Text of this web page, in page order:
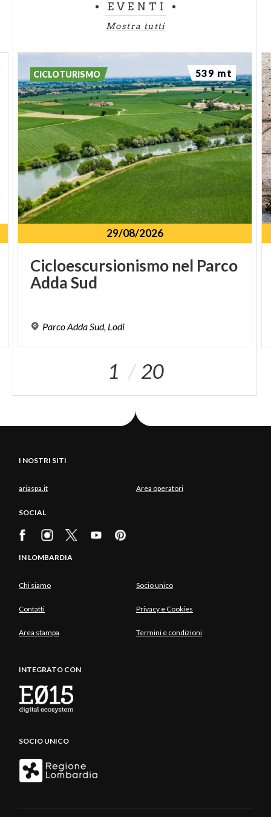
EVENTI
Mostra tutti
29/08/2026
Cicloescursionismo nel Parco
AddaSud
ParcoAdda Sud, Lodi
CICLOTURISMO 539 mt
1 20
I NOSTRI SITI
ariaspa.it Area operatori
SOCIAL
IN LOMBARDIA
Chi siamo Socio unico
Contatti Privacy e Cookies
Area stampa Termini e condizioni
INTEGRATO CON
SOCIO UNICO